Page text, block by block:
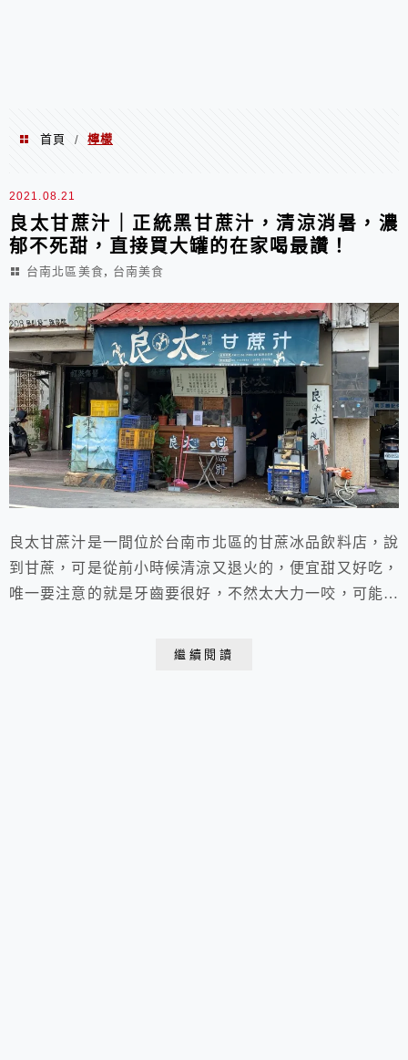
首頁 / 檸檬
檸檬
2021.08.21
良太甘蔗汁｜正統黑甘蔗汁，清涼消暑，濃
郁不死甜，直接買大罐的在家喝最讚！
台南北區美食, 台南美食
良太甘蔗汁是一間位於台南市北區的甘蔗冰品飲料店，說
到甘蔗，可是從前小時候清涼又退火的，便宜甜又好吃，
唯一要注意的就是牙齒要很好，不然太大力一咬，可能牙
繼續閱讀